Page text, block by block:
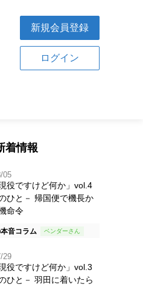
新規会員登録
ログイン
着情報
05
現役ですけど何か」vol.4
ひと－ 帰国便で機長か
命令
音コラム
29
役ですけど何か」vol.3
ひと－ 羽田に着いたら